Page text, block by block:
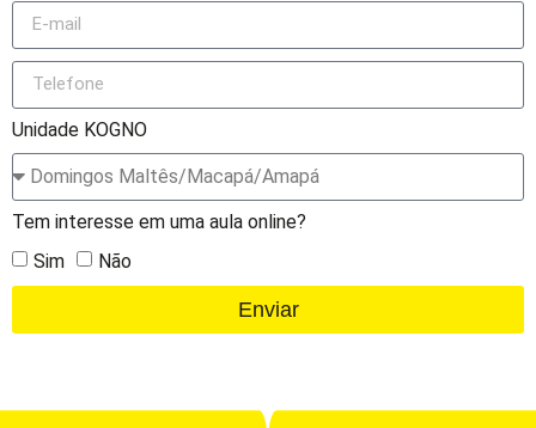
Unidade KOGNO
Tem interesse em uma aula online?
Sim
Não
Enviar